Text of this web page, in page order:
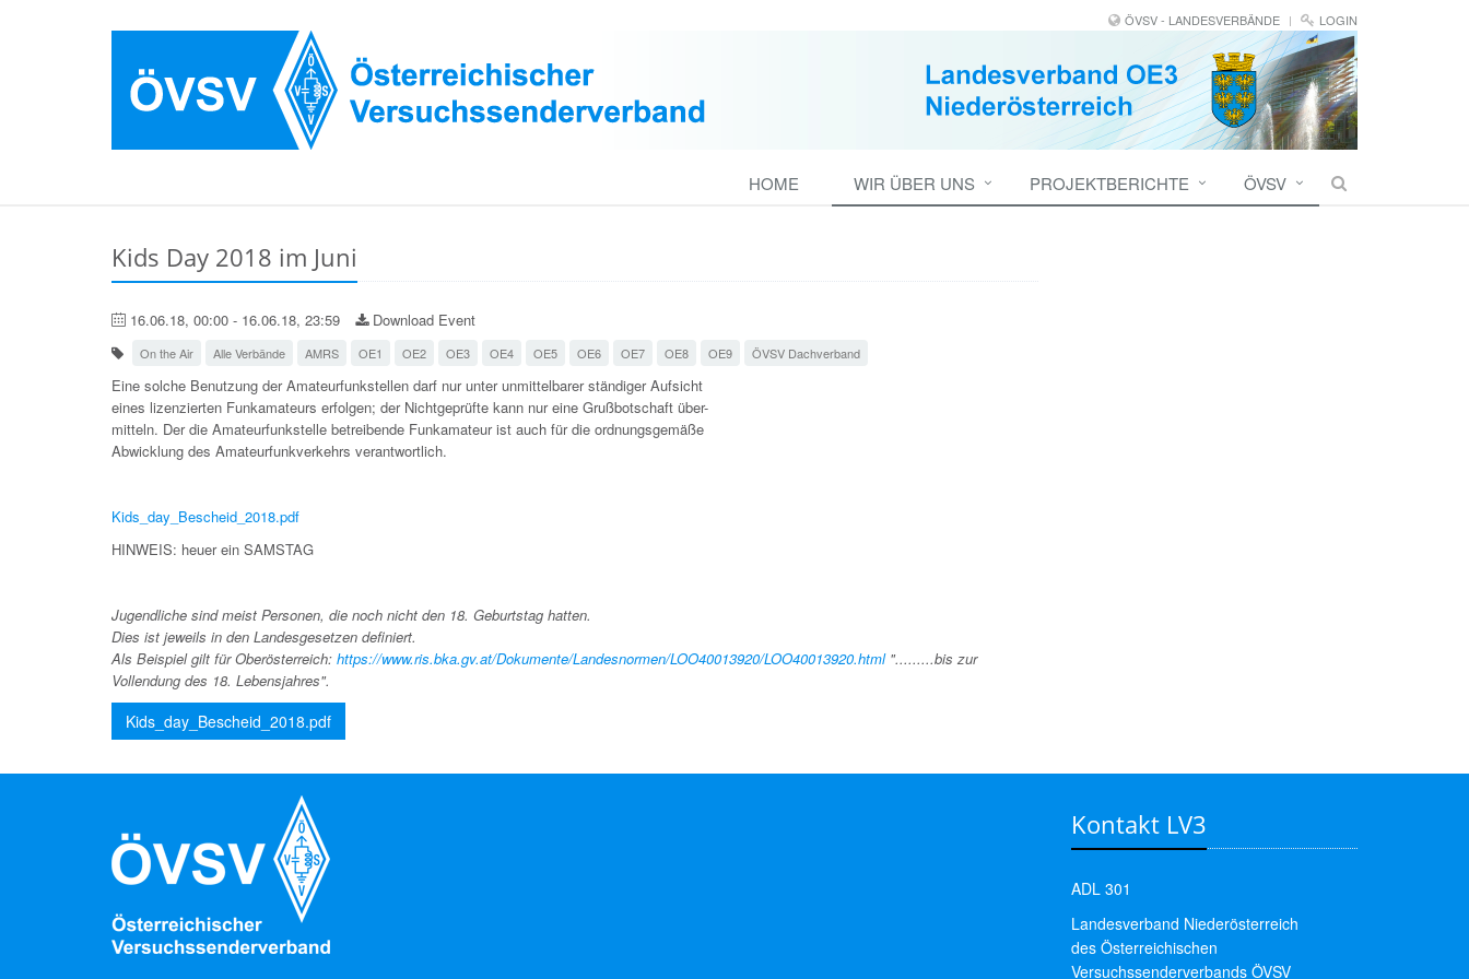
ÖVSV - LANDESVERBÄNDE LOGIN
HOME WIR ÜBER UNS PROJEKTBERICHTE ÖVSV
Kids Day 2018 im Juni
16.06.18, 00:00 - 16.06.18, 23:59 Download Event
On the Air Alle Verbände AMRS OE1 OE2 OE3 OE4 OE5 OE6 OE7 OE8 OE9 ÖVSV Dachverband
Eine solche Benutzung der Amateurfunkstellen darf nur unter unmittelbarer ständiger Aufsicht
eines lizenzierten Funkamateurs erfolgen; der Nichtgeprüfte kann nur eine Grußbotschaft über-
mitteln. Der die Amateurfunkstelle betreibende Funkamateur ist auch für die ordnungsgemäße
Abwicklung des Amateurfunkverkehrs verantwortlich.
Kids_day_Bescheid_2018.pdf
HINWEIS: heuer ein SAMSTAG
Jugendliche sind meist Personen, die noch nicht den 18. Geburtstag hatten.
Dies ist jeweils in den Landesgesetzen definiert.
Als Beispiel gilt für Oberösterreich: https://www.ris.bka.gv.at/Dokumente/Landesnormen/LOO40013920/LOO40013920.html".........bis zur
Vollendung des 18. Lebensjahres".
Kids_day_Bescheid_2018.pdf
Kontakt LV3
ADL 301
Landesverband Niederösterreich
des Österreichischen
Versuchssenderverbands ÖVSV